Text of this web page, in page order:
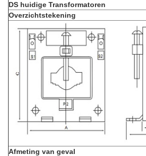
DS huidige Transformatoren
Overzichtstekening
Afmeting van geval